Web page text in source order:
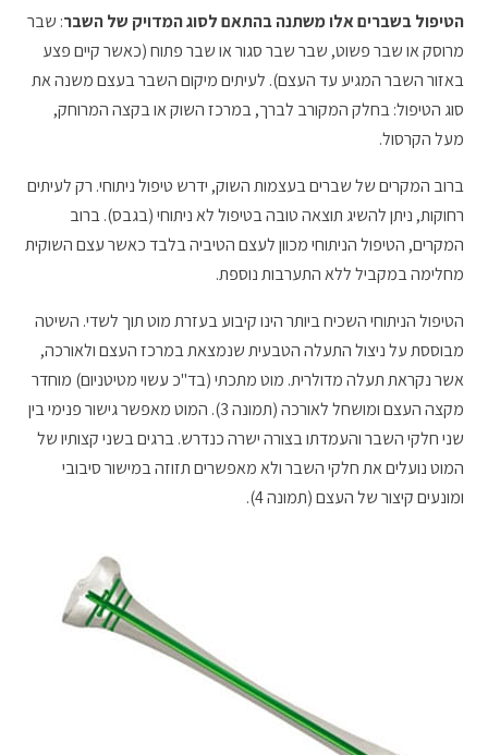
הטיפול בשברים אלו משתנה בהתאם לסוג המדויק של השבר: שבר
מרוסק או שבר פשוט, שבר שבר סגור או שבר פתוח (כאשר קיים פצע
באזור השבר המגיע עד העצם). לעיתים מיקום השבר בעצם משנה את
סוג הטיפול: בחלק המקורב לברך, במרכז השוק או בקצה המרוחק,
מעל הקרסול.
ברוב המקרים של שברים בעצמות השוק, ידרש טיפול ניתוחי. רק לעיתים
רחוקות, ניתן להשיג תוצאה טובה בטיפול לא ניתוחי (בגבס). ברוב
המקרים, הטיפול הניתוחי מכוון לעצם הטיביה בלבד כאשר עצם השוקית
מחלימה במקביל ללא התערבות נוספת.
הטיפול הניתוחי השכיח ביותר הינו קיבוע בעזרת מוט תוך לשדי. השיטה
מבוססת על ניצול התעלה הטבעית שנמצאת במרכז העצם ולאורכה,
אשר נקראת תעלה מדולרית. מוט מתכתי (בד"כ עשוי מטיטניום) מוחדר
מקצה העצם ומושחל לאורכה (תמונה 3). המוט מאפשר גישור פנימי בין
שני חלקי השבר והעמדתו בצורה ישרה כנדרש. ברגים בשני קצותיו של
המוט נועלים את חלקי השבר ולא מאפשרים תזוזה במישור סיבובי
ומונעים קיצור של העצם (תמונה 4).